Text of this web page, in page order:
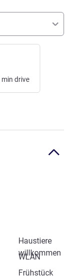
min drive
Haustiere
willkommen
WLAN
Frühstück